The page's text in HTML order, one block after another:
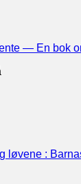
— En bok
løvene :